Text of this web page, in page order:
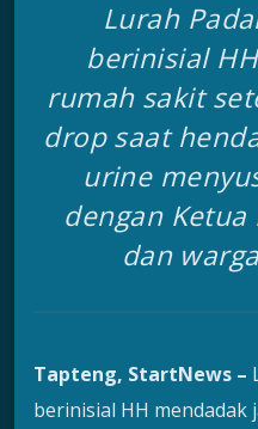
Lurah
berinisial
rumah sakit
drop saat
urine
dengan Ketua
dan
Tapteng, StartNews –
berinisial HH mendadak